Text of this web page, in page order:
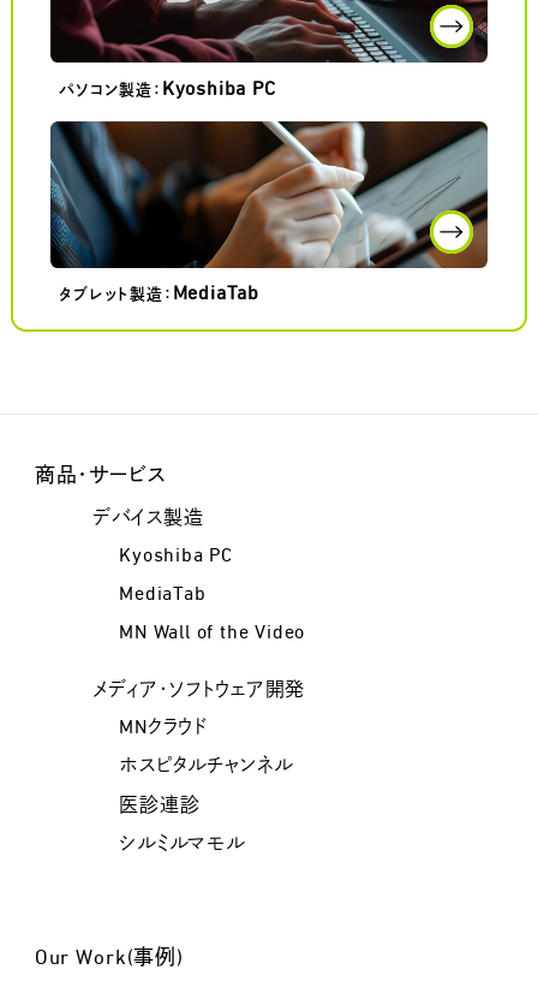
パソコン製造： Kyoshiba PC
タブレット製造： MediaTab
商品・サービス
デバイス製造
Kyoshiba PC
MediaTab
MN Wall of the Video
メディア・ソフトウェア開発
MNクラウド
ホスピタルチャンネル
医診連診
シルミルマモル
Our Work(事例)